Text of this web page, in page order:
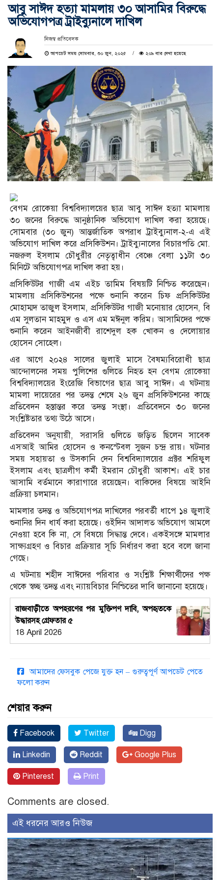
আবু সাঈদ হত্যা মামলায় ৩০ আসামির বিরুদ্ধে
অভিযোগপত্র ট্রাইব্যুনালে দাখিল
নিজস্ব প্রতিবেদক
আপডেট সময় সোমবার, ৩০ জুন, ২০২৫ ২০৯ বার দেখা হয়েছে
বেগম রোকেয়া বিশ্ববিদ্যালয়ের ছাত্র আবু সাঈদ হত্যা মামলায়
৩০ জনের বিরুদ্ধে আনুষ্ঠানিক অভিযোগ দাখিল করা হয়েছে।
সোমবার (৩০ জুন) আন্তর্জাতিক অপরাধ ট্রাইব্যুনাল-২-এ এই
অভিযোগ দাখিল করে প্রসিকিউশন। ট্রাইব্যুনালের বিচারপতি মো.
নজরুল ইসলাম চৌধুরীর নেতৃত্বাধীন বেঞ্চে বেলা ১১টা ৩০
মিনিটে অভিযোগপত্র দাখিল করা হয়।
প্রসিকিউটর গাজী এম এইচ তামিম বিষয়টি নিশ্চিত করেছেন।
মামলায় প্রসিকিউশনের পক্ষে শুনানি করেন চিফ প্রসিকিউটর
মোহাম্মদ তাজুল ইসলাম, প্রসিকিউটর গাজী মনোয়ার হোসেন, বি
এম সুলতান মাহমুদ ও এস এম মঈনুল করিম। আসামিদের পক্ষে
শুনানি করেন আইনজীবী রাশেদুল হক খোকন ও দেলোয়ার
হোসেন সোহেল।
এর আগে ২০২৪ সালের জুলাই মাসে বৈষম্যবিরোধী ছাত্র
আন্দোলনের সময় পুলিশের গুলিতে নিহত হন বেগম রোকেয়া
বিশ্ববিদ্যালয়ের ইংরেজি বিভাগের ছাত্র আবু সাঈদ। এ ঘটনায়
মামলা দায়েরের পর তদন্ত শেষে ২৬ জুন প্রসিকিউশনের কাছে
প্রতিবেদন হস্তান্তর করে তদন্ত সংস্থা। প্রতিবেদনে ৩০ জনের
সংশ্লিষ্টতার তথ্য উঠে আসে।
প্রতিবেদন অনুযায়ী, সরাসরি গুলিতে জড়িত ছিলেন সাবেক
এসআই আমির হোসেন ও কনস্টেবল সুজন চন্দ্র রায়। ঘটনার
সময় সহায়তা ও উসকানি দেন বিশ্ববিদ্যালয়ের প্রক্টর শরিফুল
ইসলাম এবং ছাত্রলীগ কর্মী ইমরান চৌধুরী আকাশ। এই চার
আসামি বর্তমানে কারাগারে রয়েছেন। বাকিদের বিষয়ে আইনি
প্রক্রিয়া চলমান।
মামলার তদন্ত ও অভিযোগপত্র দাখিলের পরবর্তী ধাপে ১৪ জুলাই
শুনানির দিন ধার্য করা হয়েছে। ওইদিন আদালত অভিযোগ আমলে
নেওয়া হবে কি না, সে বিষয়ে সিদ্ধান্ত দেবে। একইসঙ্গে মামলার
সাক্ষ্যগ্রহণ ও বিচার প্রক্রিয়ার সূচি নির্ধারণ করা হবে বলে জানা
গেছে।
এ ঘটনায় শহীদ সাঈদের পরিবার ও সংশ্লিষ্ট শিক্ষার্থীদের পক্ষ
থেকে স্বচ্ছ তদন্ত এবং ন্যায়বিচার নিশ্চিতের দাবি জানানো হয়েছে।
রাজবাড়ীতে অপহরণের পর মুক্তিপণ দাবি, অপহৃতকে
উদ্ধারসহ গ্রেফতার ৫
18 April 2026
আমাদের ফেসবুক পেজে যুক্ত হন – গুরুত্বপূর্ণ আপডেট পেতে
ফলো করুন
শেয়ার করুন
Facebook Twitter Digg
Linkedin Reddit Google Plus
Pinterest Print
Comments are closed.
এই ধরনের আরও নিউজ